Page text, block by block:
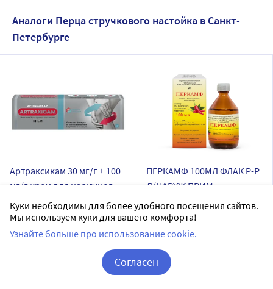
Аналоги Перца стручкового настойка в Санкт-
Петербурге
Артраксикам 30 мг/г + 100
мг/г крем для наружного
применения 30 гр
АРТРА
крем для наружного применения
Дозировка 30 мг/г + 100 мг/г
Доставим в аптеку
завтра
ПЕРКАМФ 100МЛ ФЛАК Р-Р
Д/НАРУЖ ПРИМ
СПИРТОВОЙ
Ярославская
фармацевтическая фабрика
Куки необходимы для более удобного посещения сайтов.
Мы используем куки для вашего комфорта!
Узнайте больше про использование cookie.
Согласен